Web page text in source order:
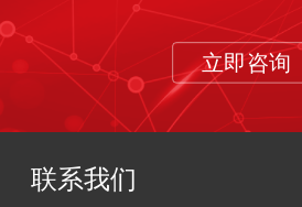
立即咨询
联系我们